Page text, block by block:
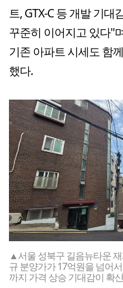
트, GTX-C 등 개발 기
꾸준히 이어지고 있다"
기존 아파트 시세도 함
했다.
▲서울 성북구 길음뉴타운
규 분양가가 17억원을 넘어
까지 가격 상승 기대감이 확